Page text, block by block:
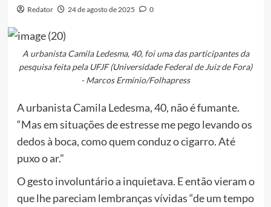
Redator 24 de agosto de 2025 0
A urbanista Camila Ledesma, 40, foi uma das participantes da
pesquisa feita pela UFJF (Universidade Federal de Juiz de Fora)
- Marcos Ermínio/Folhapress
A urbanista Camila Ledesma, 40, não é fumante.
“Mas em situações de estresse me pego levando os
dedos à boca, como quem conduz o cigarro. Até
puxo o ar.”
O gesto involuntário a inquietava. E então vieram o
que lhe pareciam lembranças vívidas “de um tempo